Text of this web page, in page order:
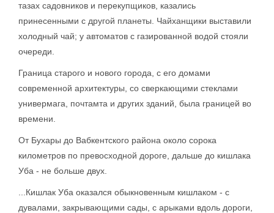
тазах садовников и перекупщиков, казались
принесенными с другой планеты. Чайханщики выставили
холодный чай; у автоматов с газированной водой стояли
очереди.
Граница старого и нового города, с его домами
современной архитектуры, со сверкающими стеклами
универмага, почтамта и других зданий, была границей во
времени.
От Бухары до Вабкентского района около сорока
километров по превосходной дороге, дальше до кишлака
Уба - не больше двух.
...Кишлак Уба оказался обыкновенным кишлаком - с
дувалами, закрывающими сады, с арыками вдоль дороги,